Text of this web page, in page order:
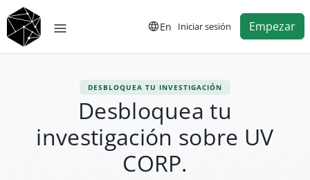
En Iniciar sesión Empezar
DESBLOQUEA TU INVESTIGACIÓN
Desbloquea tu
investigación sobre UV
CORP.